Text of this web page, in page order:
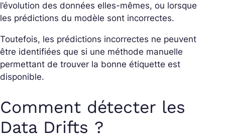
l’évolution des données elles-mêmes, ou lorsque
les prédictions du modèle sont incorrectes.
Toutefois, les prédictions incorrectes ne peuvent
être identifiées que si une méthode manuelle
permettant de trouver la bonne étiquette est
disponible.
Comment détecter les
Data Drifts ?